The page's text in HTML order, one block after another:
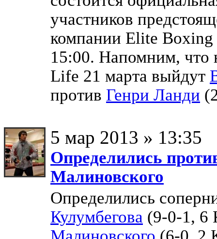
участников
компании Elite Boxing
15:00. Напомним, что
Life 21 марта выйдут
против Генри Ланди
5 мар 2013 » 13:35
Определились
Малиновского
Определились
Кулумбегова (9-0-1, 6